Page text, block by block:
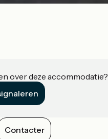
over deze accommodatie?
Contacter